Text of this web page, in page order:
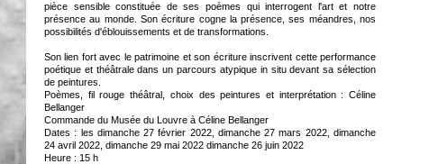
pièce sensible constituée de ses poèmes qui interrogent l'art et notre
présence au monde. Son écriture cogne la présence, ses méandres, nos
possibilités d'éblouissements et de transformations.
Son lien fort avec le patrimoine et son écriture inscrivent cette performance
poétique et théâtrale dans un parcours atypique in situ devant sa sélection
de peintures.
Poèmes, fil rouge théâtral, choix des peintures et interprétation : Céline
Bellanger
Commande du Musée du Louvre à Céline Bellanger
Dates : les dimanche 27 février 2022, dimanche 27 mars 2022, dimanche
24 avril 2022, dimanche 29 mai 2022 dimanche 26 juin 2022
Heure : 15 h